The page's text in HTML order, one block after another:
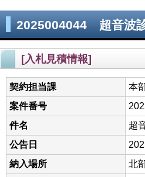
2025004044 超音波
[入札見積情報]
契約担当課
本
案件番号
件名
超
公告日
納入場所
北